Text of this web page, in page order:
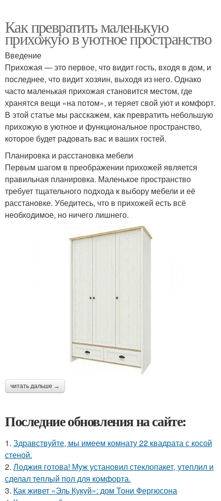
Как превратить маленькую
прихожую в уютное пространство
Введение
Прихожая — это первое, что видит гость, входя в дом, и
последнее, что видит хозяин, выходя из него. Однако
часто маленькая прихожая становится местом, где
хранятся вещи «на потом», и теряет свой уют и комфорт.
В этой статье мы расскажем, как превратить небольшую
прихожую в уютное и функциональное пространство,
которое будет радовать вас и ваших гостей.
Планировка и расстановка мебели
Первым шагом в преображении прихожей является
правильная планировка. Маленькое пространство
требует тщательного подхода к выбору мебели и её
расстановке. Убедитесь, что в прихожей есть всё
необходимое, но ничего лишнего.
читать дальше →
Последние обновления на сайте:
1. Здравствуйте, мы имеем комнату 22 квадрата с косой
стеной.
2. Лоджия готова! Муж установил стеклопакет, утеплил и
сделал теплый пол для комфорта.
3. Как живет «Эль Кукуй»: дом Тони Фергюсона